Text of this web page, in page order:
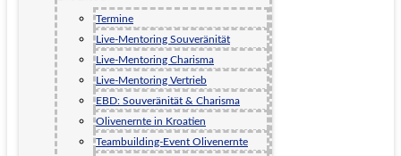
Termine
Live-Mentoring Souveränität
Live-Mentoring Charisma
Live-Mentoring Vertrieb
EBD: Souveränität & Charisma
Olivenernte in Kroatien
Teambuilding-Event Olivenernte